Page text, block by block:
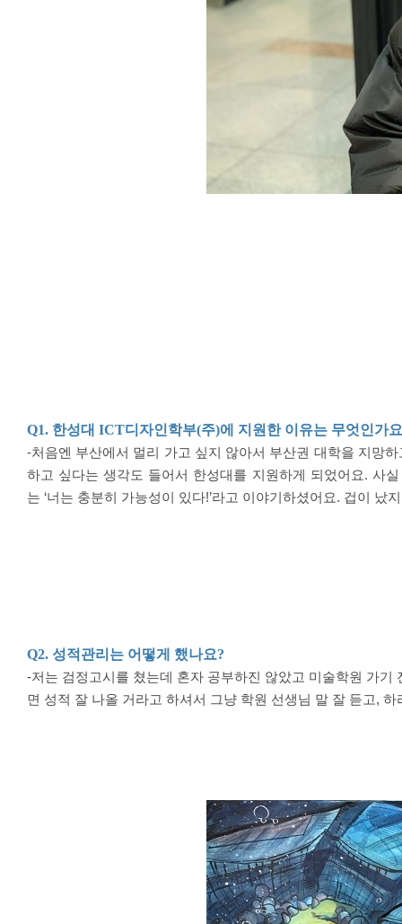
Q1. 한성대 ICT디자인학부(주)에 지원한 이유는 무엇인가요
-처음엔 부산에서 멀리 가고 싶지 않아서 부산권 대학을 지망
하고 싶다는 생각도 들어서 한성대를 지원하게 되었어요. 사
는 ‘너는 충분히 가능성이 있다!’라고 이야기하셨어요. 겁이 났
Q2. 성적관리는 어떻게 했나요?
-저는 검정고시를 쳤는데 혼자 공부하진 않았고 미술학원 가
면 성적 잘 나올 거라고 하셔서 그냥 학원 선생님 말 잘 듣고, 하